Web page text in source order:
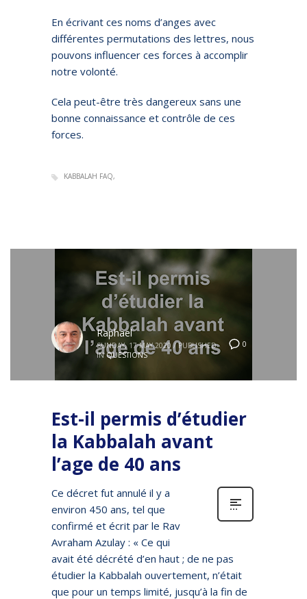
En écrivant ces noms d’anges avec
différentes permutations des lettres, nous
pouvons influencer ces forces à accomplir
notre volonté.
Cela peut-être très dangereux sans une
bonne connaissance et contrôle de ces
forces.
KABBALAH FAQ
0
Raphael
SUNDAY, 17 MAY 2020 / PUBLISHED
IN QUESTIONS
Est-il permis d’étudier
la Kabbalah avant
l’age de 40 ans
Ce décret fut annulé il y a
environ 450 ans, tel que
confirmé et écrit par le Rav
Avraham Azulay : « Ce qui
avait été décrété d’en haut ; de ne pas
étudier la Kabbalah ouvertement, n’était
que pour un temps limité, jusqu’à la fin de